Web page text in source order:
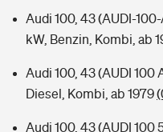
Audi 100, 43 (AUDI-
kW, Benzin, Kombi, ab
Audi 100, 43 (AUDI 100
Diesel, Kombi, ab 1979
Audi 100, 43 (AUDI 100